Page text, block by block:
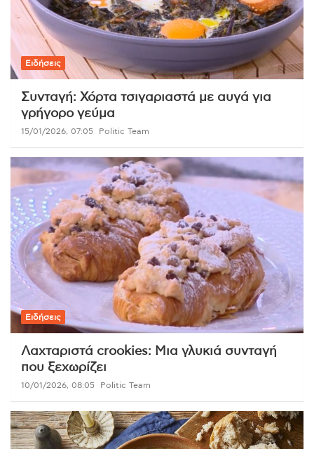
Ειδήσεις
Συνταγή: Χόρτα τσιγαριαστά με αυγά για
γρήγορο γεύμα
15/01/2026, 07:05 Politic Team
Ειδήσεις
Λαχταριστά crookies: Μια γλυκιά συνταγή
που ξεχωρίζει
10/01/2026, 08:05 Politic Team